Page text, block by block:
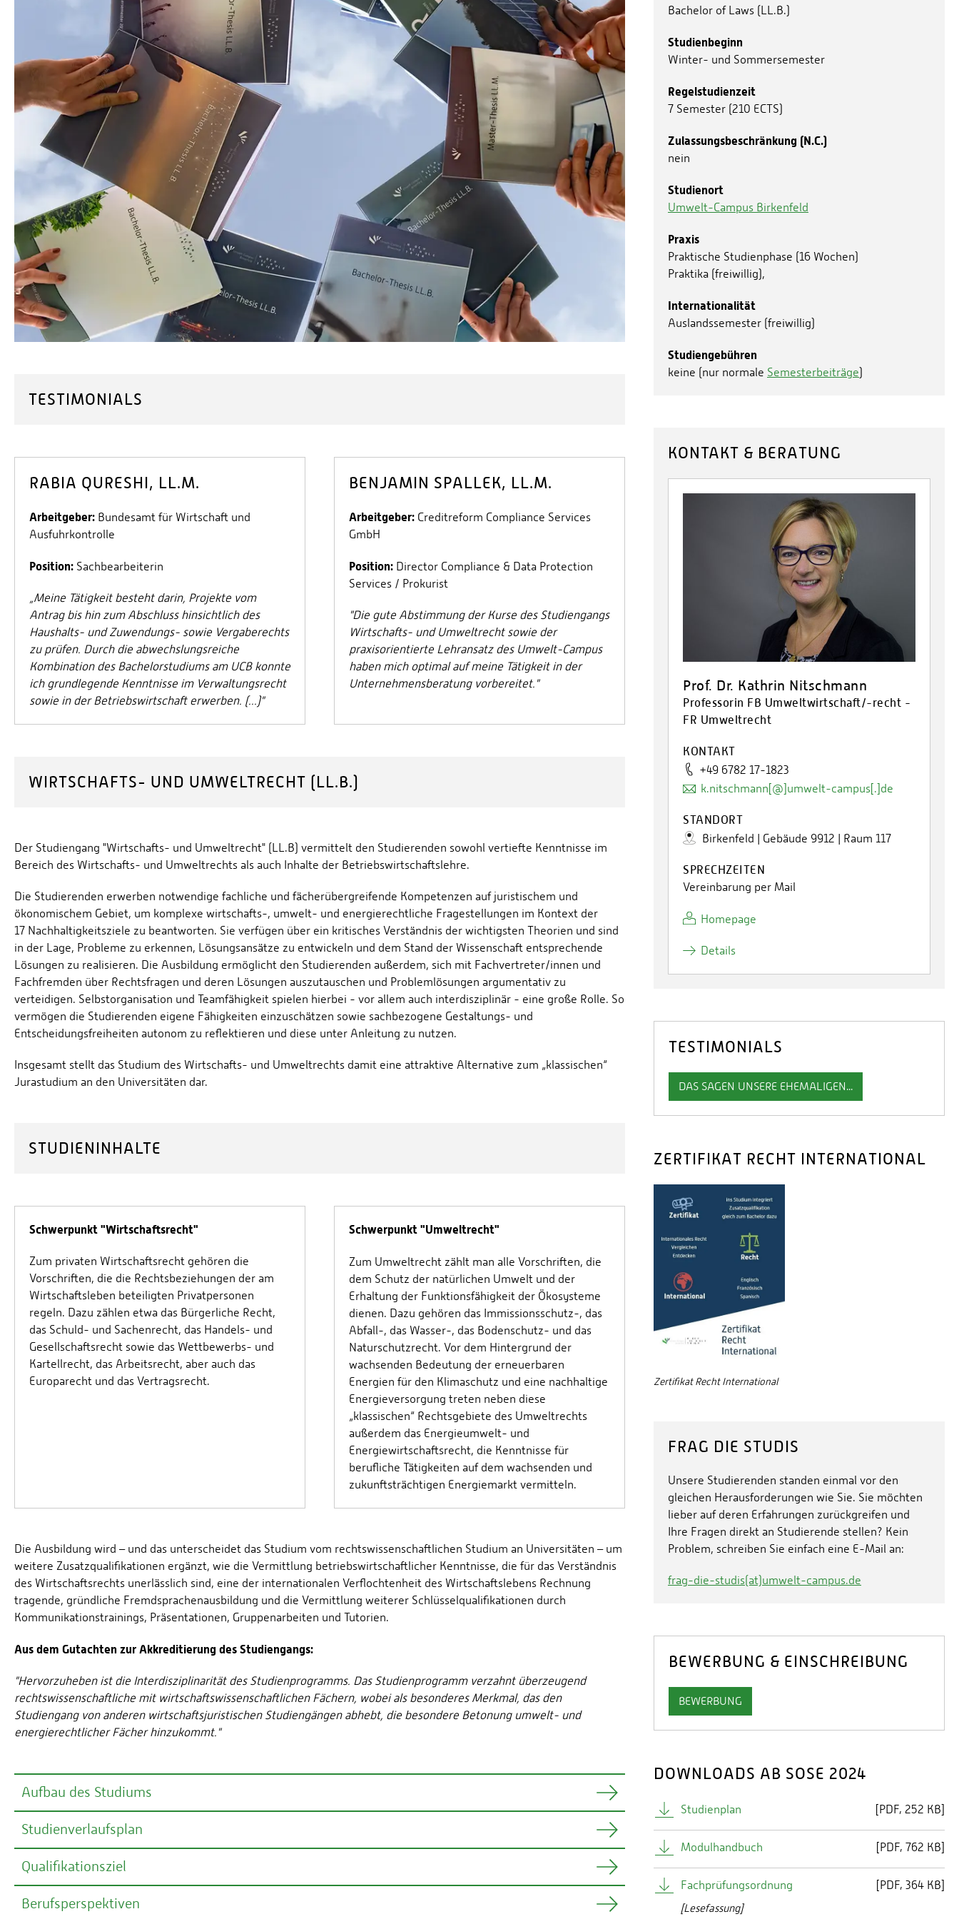
TESTIMONIALS
RABIA QURESHI, LL.M.
Arbeitgeber: Bundesamt für Wirtschaft und
Ausfuhrkontrolle
Position: Sachbearbeiterin
„Meine Tätigkeit besteht darin, Projekte vom
Antrag bis hin zum Abschluss hinsichtlich des
Haushalts- und Zuwendungs- sowie Vergaberechts
zu prüfen. Durch die abwechslungsreiche
Kombination des Bachelorstudiums am UCB konnte
ich grundlegende Kenntnisse im Verwaltungsrecht
sowie in der Betriebswirtschaft erwerben. (...)"
BENJAMIN SPALLEK, LL.M.
Arbeitgeber: Creditreform Compliance Services
GmbH
Position: Director Compliance & Data Protection
Services / Prokurist
"Die gute Abstimmung der Kurse des Studiengangs
Wirtschafts- und Umweltrecht sowie der
praxisorientierte Lehransatz des Umwelt-Campus
haben mich optimal auf meine Tätigkeit in der
Unternehmensberatung vorbereitet."
WIRTSCHAFTS- UND UMWELTRECHT (LL.B.)
Der Studiengang "Wirtschafts- und Umweltrecht" (LL.B) vermittelt den Studierenden sowohl vertiefte Kenntnisse im
Bereich des Wirtschafts- und Umweltrechts als auch Inhalte der Betriebswirtschaftslehre.
Die Studierenden erwerben notwendige fachliche und fächerübergreifende Kompetenzen auf juristischem und
ökonomischem Gebiet, um komplexe wirtschafts-, umwelt- und energierechtliche Fragestellungen im Kontext der
17 Nachhaltigkeitsziele zu beantworten. Sie verfügen über ein kritisches Verständnis der wichtigsten Theorien und sind
in der Lage, Probleme zu erkennen, Lösungsansätze zu entwickeln und dem Stand der Wissenschaft entsprechende
Lösungen zu realisieren. Die Ausbildung ermöglicht den Studierenden außerdem, sich mit Fachvertreter/innen und
Fachfremden über Rechtsfragen und deren Lösungen auszutauschen und Problemlösungen argumentativ zu
verteidigen. Selbstorganisation und Teamfähigkeit spielen hierbei - vor allem auch interdisziplinär - eine große Rolle. So
vermögen die Studierenden eigene Fähigkeiten einzuschätzen sowie sachbezogene Gestaltungs- und
Entscheidungsfreiheiten autonom zu reflektieren und diese unter Anleitung zu nutzen.
Insgesamt stellt das Studium des Wirtschafts- und Umweltrechts damit eine attraktive Alternative zum „klassischen“
Jurastudium an den Universitäten dar.
STUDIENINHALTE
Schwerpunkt "Wirtschaftsrecht"
Zum privaten Wirtschaftsrecht gehören die
Vorschriften, die die Rechtsbeziehungen der am
Wirtschaftsleben beteiligten Privatpersonen
regeln. Dazu zählen etwa das Bürgerliche Recht,
das Schuld- und Sachenrecht, das Handels- und
Gesellschaftsrecht sowie das Wettbewerbs- und
Kartellrecht, das Arbeitsrecht, aber auch das
Europarecht und das Vertragsrecht.
Schwerpunkt "Umweltrecht"
Zum Umweltrecht zählt man alle Vorschriften, die
dem Schutz der natürlichen Umwelt und der
Erhaltung der Funktionsfähigkeit der Ökosysteme
dienen. Dazu gehören das Immissionsschutz-, das
Abfall-, das Wasser-, das Bodenschutz- und das
Naturschutzrecht. Vor dem Hintergrund der
wachsenden Bedeutung der erneuerbaren
Energien für den Klimaschutz und eine nachhaltige
Energieversorgung treten neben diese
„klassischen“ Rechtsgebiete des Umweltrechts
außerdem das Energieumwelt- und
Energiewirtschaftsrecht, die Kenntnisse für
berufliche Tätigkeiten auf dem wachsenden und
zukunftsträchtigen Energiemarkt vermitteln.
Die Ausbildung wird – und das unterscheidet das Studium vom rechtswissenschaftlichen Studium an Universitäten – um
weitere Zusatzqualifikationen ergänzt, wie die Vermittlung betriebswirtschaftlicher Kenntnisse, die für das Verständnis
des Wirtschaftsrechts unerlässlich sind, eine der internationalen Verflochtenheit des Wirtschaftslebens Rechnung
tragende, gründliche Fremdsprachenausbildung und die Vermittlung weiterer Schlüsselqualifikationen durch
Kommunikationstrainings, Präsentationen, Gruppenarbeiten und Tutorien.
Aus dem Gutachten zur Akkreditierung des Studiengangs:
"Hervorzuheben ist die Interdisziplinarität des Studienprogramms. Das Studienprogramm verzahnt überzeugend
rechtswissenschaftliche mit wirtschaftswissenschaftlichen Fächern, wobei als besonderes Merkmal, das den
Studiengang von anderen wirtschaftsjuristischen Studiengängen abhebt, die besondere Betonung umwelt- und
energierechtlicher Fächer hinzukommt."
Aufbau des Studiums
Das siebensemestrige Studium kann regulär zum Winter- und Sommersemester aufgenommen werden.
In den ersten 4 Semestern werden die Grundlagen des privaten Wirtschaftsrechts und des öffentlichen Rechts sowie
Fremdsprachenkenntnissen und Schlüsselqualifikationen, wie z. B. Präsentation und Rhetorik.
Studienverlaufsplan
Qualifikationsziel
Die Studierenden erwerben grundlegende Kenntnisse im Wirtschafts- und Umweltrecht sowie der
Berufsperspektiven
Bachelor of Laws (LL.B.)
Studienbeginn
Winter- und Sommersemester
Regelstudienzeit
7 Semester (210 ECTS)
Zulassungsbeschränkung (N.C.)
nein
Studienort
Umwelt-Campus Birkenfeld
Praxis
Praktische Studienphase (16 Wochen)
Praktika (freiwillig),
Internationalität
Auslandssemester (freiwillig)
Studiengebühren
keine (nur normale Semesterbeiträge)
KONTAKT & BERATUNG
Prof. Dr. Kathrin Nitschmann
Professorin FB Umweltwirtschaft/-recht -
FR Umweltrecht
KONTAKT
+49 6782 17-1823
k.nitschmann[@]umwelt-campus[.]de
STANDORT
Birkenfeld | Gebäude 9912 | Raum 117
SPRECHZEITEN
Vereinbarung per Mail
Homepage
Details
TESTIMONIALS
DAS SAGEN UNSERE EHEMALIGEN...
ZERTIFIKAT RECHT INTERNATIONAL
Zertifikat Recht International
FRAG DIE STUDIS
Unsere Studierenden standen einmal vor den
gleichen Herausforderungen wie Sie. Sie möchten
lieber auf deren Erfahrungen zurückgreifen und
Ihre Fragen direkt an Studierende stellen? Kein
Problem, schreiben Sie einfach eine E-Mail an:
frag-die-studis(at)umwelt-campus.de
BEWERBUNG & EINSCHREIBUNG
BEWERBUNG
DOWNLOADS AB SOSE 2024
Studienplan [PDF 252 KB]
Modulhandbuch [PDF 762 KB]
Fachprüfungsordnung [PDF 364 KB]
[Lesefassung]